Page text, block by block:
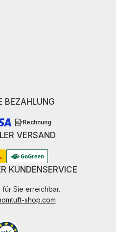
BEZAHLUNG
Rechnung
VERSAND
KUNDENSERVICE
Sie erreichbar.
shop.com